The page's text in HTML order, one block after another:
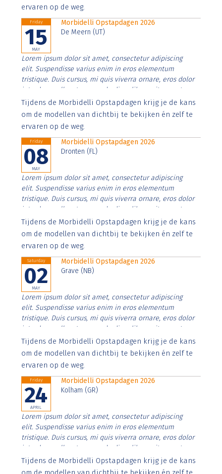
ervaren op de weg.
Friday
15
MAY
Morbidelli Opstapdagen 2026
De Meern (UT)
Lorem ipsum dolor sit amet, consectetur adipiscing
elit. Suspendisse varius enim in eros elementum
tristique. Duis cursus, mi quis viverra ornare, eros dolor
interdum nulla, ut commodo diam libero vitae erat.
Aenean faucibus nibh et justo cursus id rutrum lorem
imperdiet. Nunc ut sem vitae risus tristique posuere.
Tijdens de Morbidelli Opstapdagen krijg je de kans
om de modellen van dichtbij te bekijken én zelf te
ervaren op de weg.
Friday
08
MAY
Morbidelli Opstapdagen 2026
Dronten (FL)
Lorem ipsum dolor sit amet, consectetur adipiscing
elit. Suspendisse varius enim in eros elementum
tristique. Duis cursus, mi quis viverra ornare, eros dolor
interdum nulla, ut commodo diam libero vitae erat.
Aenean faucibus nibh et justo cursus id rutrum lorem
imperdiet. Nunc ut sem vitae risus tristique posuere.
Tijdens de Morbidelli Opstapdagen krijg je de kans
om de modellen van dichtbij te bekijken én zelf te
ervaren op de weg.
Saturday
02
MAY
Morbidelli Opstapdagen 2026
Grave (NB)
Lorem ipsum dolor sit amet, consectetur adipiscing
elit. Suspendisse varius enim in eros elementum
tristique. Duis cursus, mi quis viverra ornare, eros dolor
interdum nulla, ut commodo diam libero vitae erat.
Aenean faucibus nibh et justo cursus id rutrum lorem
imperdiet. Nunc ut sem vitae risus tristique posuere.
Tijdens de Morbidelli Opstapdagen krijg je de kans
om de modellen van dichtbij te bekijken én zelf te
ervaren op de weg.
Friday
24
APRIL
Morbidelli Opstapdagen 2026
Kolham (GR)
Lorem ipsum dolor sit amet, consectetur adipiscing
elit. Suspendisse varius enim in eros elementum
tristique. Duis cursus, mi quis viverra ornare, eros dolor
interdum nulla, ut commodo diam libero vitae erat.
Aenean faucibus nibh et justo cursus id rutrum lorem
imperdiet. Nunc ut sem vitae risus tristique posuere.
Tijdens de Morbidelli Opstapdagen krijg je de kans